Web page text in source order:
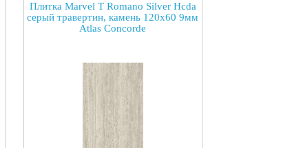
Плитка Marvel T Romano Silver Hcda
серый травертин, камень 120x60 9мм
Atlas Concorde